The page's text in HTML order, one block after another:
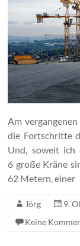
Am
die Fortschritte
Und, soweit ich
6 große Kräne
62 Metern, einer
Jörg 9.
Keine